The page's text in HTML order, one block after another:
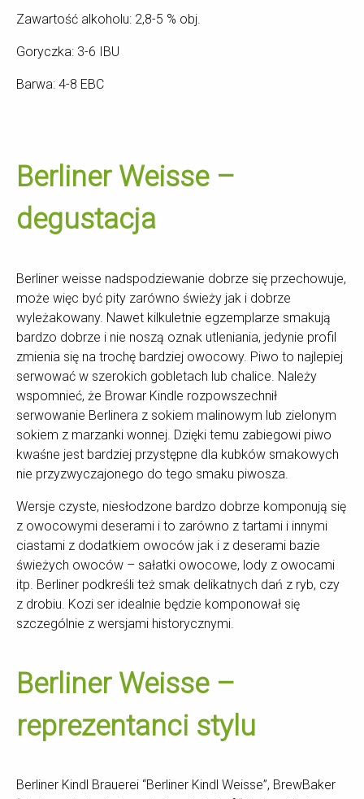
Zawartość alkoholu: 2,8-5 % obj.
Goryczka: 3-6 IBU
Barwa: 4-8 EBC
Berliner Weisse –
degustacja
Berliner weisse nadspodziewanie dobrze się przechowuje,
może więc być pity zarówno świeży jak i dobrze
wyleżakowany. Nawet kilkuletnie egzemplarze smakują
bardzo dobrze i nie noszą oznak utleniania, jedynie profil
zmienia się na trochę bardziej owocowy. Piwo to najlepiej
serwować w szerokich gobletach lub chalice. Należy
wspomnieć, że Browar Kindle rozpowszechnił
serwowanie Berlinera z sokiem malinowym lub zielonym
sokiem z marzanki wonnej. Dzięki temu zabiegowi piwo
kwaśne jest bardziej przystępne dla kubków smakowych
nie przyzwyczajonego do tego smaku piwosza.
Wersje czyste, niesłodzone bardzo dobrze komponują się
z owocowymi deserami i to zarówno z tartami i innymi
ciastami z dodatkiem owoców jak i z deserami bazie
świeżych owoców – sałatki owocowe, lody z owocami
itp. Berliner podkreśli też smak delikatnych dań z ryb, czy
z drobiu. Kozi ser idealnie będzie komponował się
szczególnie z wersjami historycznymi.
Berliner Weisse –
reprezentanci stylu
Berliner Kindl Brauerei “Berliner Kindl Weisse”, BrewBaker